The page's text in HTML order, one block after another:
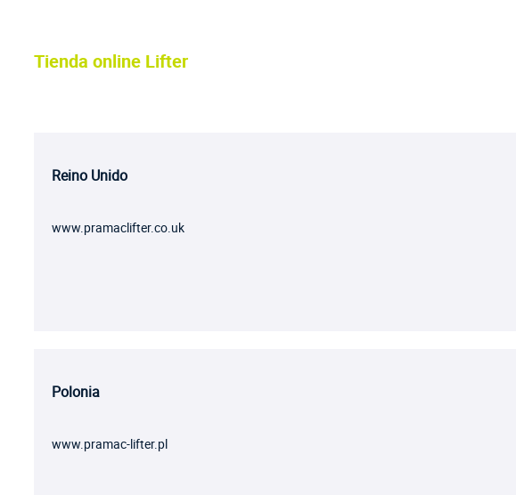
Tienda online Lifter
Reino Unido
www.pramaclifter.co.uk
Polonia
www.pramac-lifter.pl